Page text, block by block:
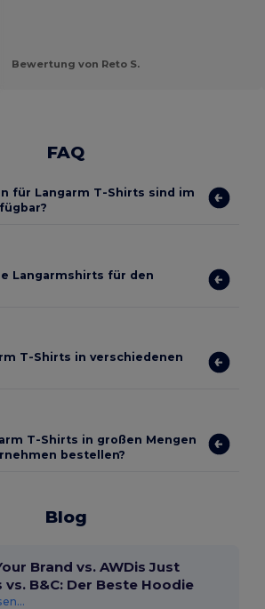
Bewertung von Reto S.
FAQ
für Langarm T-Shirts sind im
Langarmshirts für den
T-Shirts in verschiedenen
T-Shirts in großen Mengen
bestellen?
Blog
Brand vs. AWDis Just
vs. B&C: Der Beste Hoodie